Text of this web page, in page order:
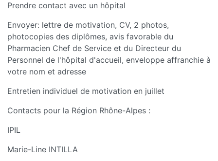
Prendre contact avec un hôpital
Envoyer: lettre de motivation, CV, 2 photos,
photocopies des diplômes, avis favorable du
Pharmacien Chef de Service et du Directeur du
Personnel de l'hôpital d'accueil, enveloppe affranchie à
votre nom et adresse
Entretien individuel de motivation en juillet
Contacts pour la Région Rhône-Alpes :
IPIL
Marie-Line INTILLA